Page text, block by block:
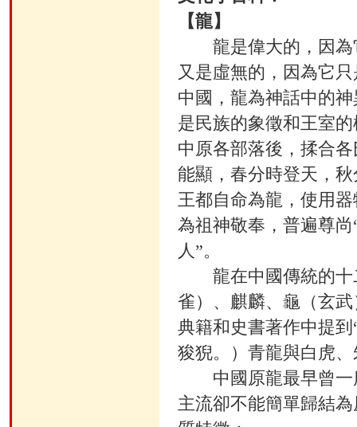
【龍】
龍是偉大的，因為
又是虛無的，因為它
中國，龍為神話中的
是民族的象徵和王室
中原各部落後，揉合
能顯，春分時登天，
王都自命為龍，使用
為祖神敬奉，普遍尊
人”。
龍在中國傳統的十
雀）、麒麟、龜（玄
典籍和史書著作中提
狻猊。）青龍與白虎
中國原龍最早曾一
主流卻不能簡單歸結